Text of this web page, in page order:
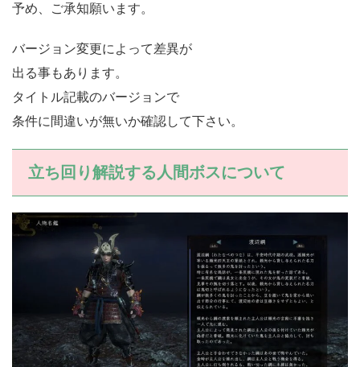
予め、ご承知願います。
バージョン変更によって差異が
出る事もあります。
タイトル記載のバージョンで
条件に間違いが無いか確認して下さい。
立ち回り解説する人間ボスについて